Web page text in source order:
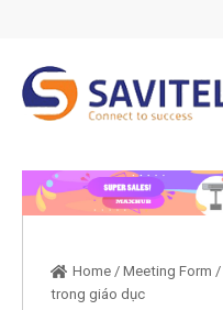
Home / Meeting Form /
trong giáo dục